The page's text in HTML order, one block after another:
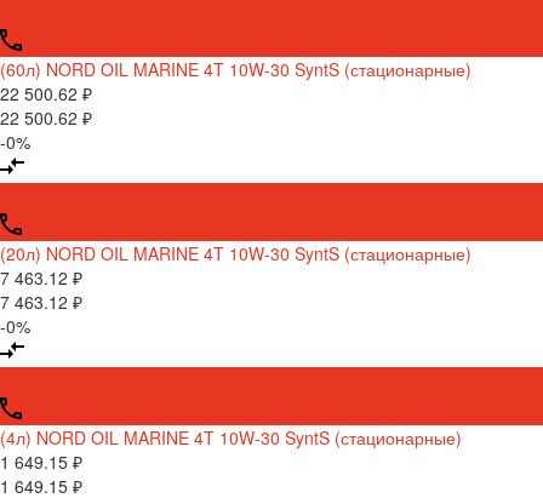
(60л) NORD OIL MARINE 4T 10W-30 SyntS (стационарные)
22 500.62 ₽
22 500.62 ₽
-0%
(20л) NORD OIL MARINE 4T 10W-30 SyntS (стационарные)
7 463.12 ₽
7 463.12 ₽
-0%
(4л) NORD OIL MARINE 4T 10W-30 SyntS (стационарные)
1 649.15 ₽
1 649.15 ₽